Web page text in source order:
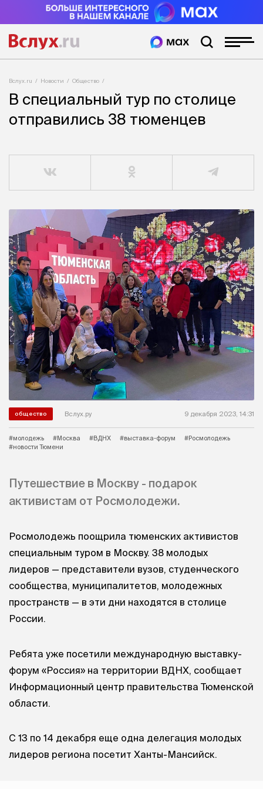
Вслух.ru Новости Общество
В специальный тур по столице
отправились 38 тюменцев
общество Вслух.ру 9 декабря 2023, 14:31
#молодежь #Москва #ВДНХ #выставка-форум
#Росмолодежь
#новости Тюмени
Путешествие в Москву - подарок
активистам от Росмолодежи.
Росмолодежь поощрила тюменских активистов
специальным туром в Москву. 38 молодых
лидеров — представители вузов, студенческого
сообщества, муниципалитетов, молодежных
пространств — в эти дни находятся в столице
России.
Ребята уже посетили международную выставку-
форум «Россия» на территории ВДНХ, сообщает
Информационный центр правительства Тюменской
области.
С 13 по 14 декабря еще одна делегация молодых
лидеров региона посетит Ханты-Мансийск.